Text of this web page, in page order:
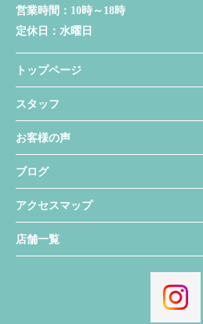
営業時間： 10時～18時
定休日： 水曜日
トップページ
スタッフ
お客様の声
ブログ
アクセスマップ
店舗一覧